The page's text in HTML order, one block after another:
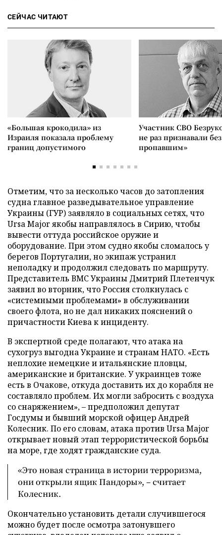
СЕЙЧАС ЧИТАЮТ
«Большая крокодила» из
Израиля показала проблему
границ допустимого
Участник СВО
не раз признавали
пропавшим»
Отметим, что за несколько часов до затопления
судна главное разведывательное управление
Украины (ГУР) заявляло в социальных сетях, что
Ursa Major якобы направлялось в Сирию, чтобы
вывести оттуда российское оружие и
оборудование. При этом судно якобы сломалось у
берегов Португалии, но экипаж устранил
неполадку и продолжил следовать по маршруту.
Представитель ВМС Украины Дмитрий Плетенчук
заявил во вторник, что Россия столкнулась с
«системными проблемами» в обслуживании
своего флота, но не дал никаких пояснений о
причастности Киева к инциденту.
В экспертной среде полагают, что атака на
сухогруз выгодна Украине и странам НАТО. «Есть
неплохие немецкие и итальянские пловцы,
американские и британские. У украинцев тоже
есть в Очакове, откуда доставить их до корабля не
составляло проблем. Их могли забросить с воздуха
со снаряжением», – предположил депутат
Госдумы и бывший морской офицер Андрей
Колесник. По его словам, атака против Ursa Major
открывает новый этап террористической борьбы
на море, где ходят гражданские суда.
«Это новая страница в истории терроризма,
они открыли ящик Пандоры», – считает
Колесник.
Окончательно установить детали случившегося
можно будет после осмотра затонувшего